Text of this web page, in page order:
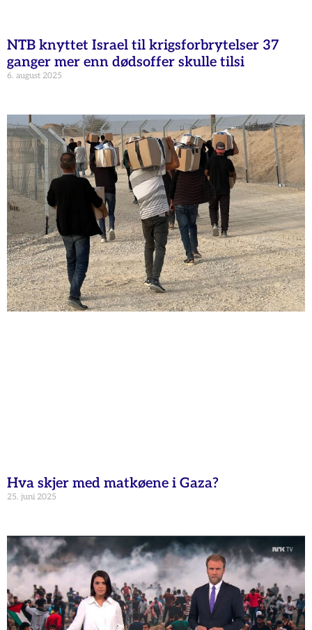
NTB knyttet Israel til krigsforbrytelser 37
ganger mer enn dødsoffer skulle tilsi
6. august 2025
Hva skjer med matkøene i Gaza?
25. juni 2025